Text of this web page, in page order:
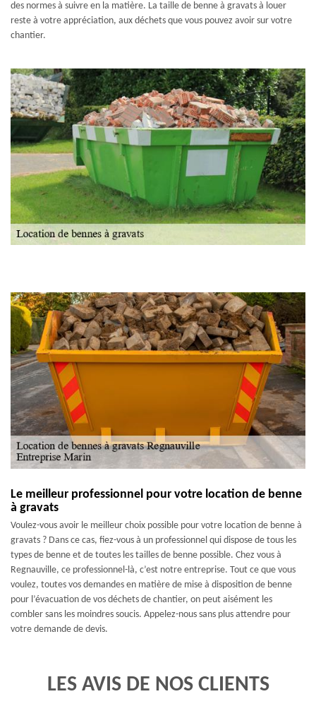
des normes à suivre en la matière. La taille de benne à gravats à louer
reste à votre appréciation, aux déchets que vous pouvez avoir sur votre
chantier.
Le meilleur professionnel pour votre location de benne
à gravats
Voulez-vous avoir le meilleur choix possible pour votre location de benne à
gravats ? Dans ce cas, fiez-vous à un professionnel qui dispose de tous les
types de benne et de toutes les tailles de benne possible. Chez vous à
Regnauville, ce professionnel-là, c’est notre entreprise. Tout ce que vous
voulez, toutes vos demandes en matière de mise à disposition de benne
pour l’évacuation de vos déchets de chantier, on peut aisément les
combler sans les moindres soucis. Appelez-nous sans plus attendre pour
votre demande de devis.
LES AVIS DE NOS CLIENTS